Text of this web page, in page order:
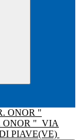
ONOR " VIA
PIAVE(VE)